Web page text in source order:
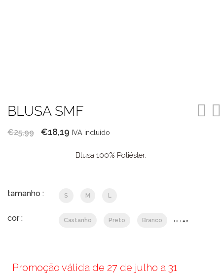
BLUSA SMF
€25,99
O
€18,19 O
atual
IVA incluído
Blusa 100% Poliéster.
tamanho : S M L
cor : Castanho Preto Branco CLEAR
Promoção válida de 27 de julho a 31